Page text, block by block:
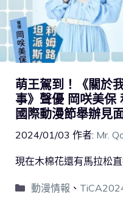
萌王駕到！《關於
事》聲優 岡咲美保
國際動漫節舉辦見
2024/01/03 作者: Mr.
現在木棉花還有馬拉松
動漫情報 、